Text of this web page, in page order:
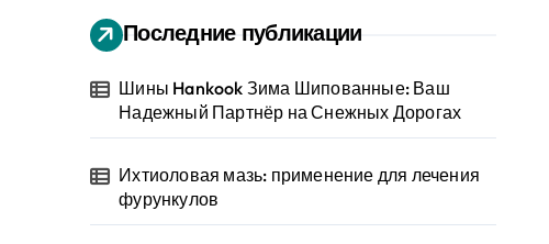
Последние публикации
Шины Hankook Зима Шипованные: Ваш
Надежный Партнёр на Снежных Дорогах
Ихтиоловая мазь: применение для лечения
фурункулов